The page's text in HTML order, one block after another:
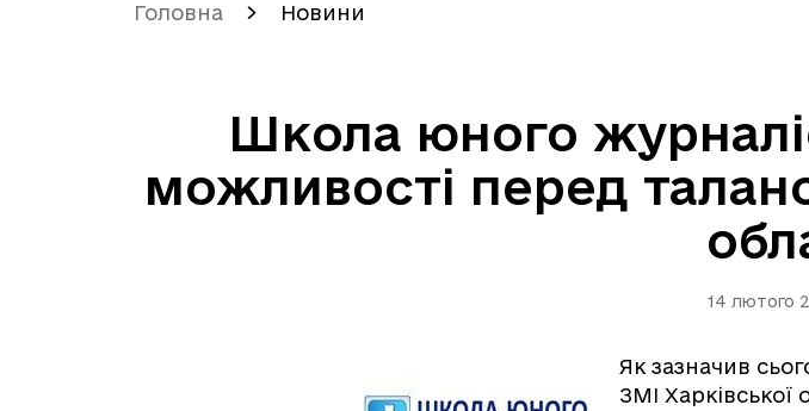
Головна Новини
Школа юного
можливості перед
14 лютого
Як зазначив
ЗМІ Харківської